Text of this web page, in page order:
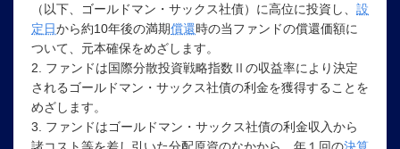
（以下、ゴールドマン・サックス社債）に高位に投資し、 設
定日から約10年後の満期償還時の当ファンドの償還価額に
ついて、元本確保をめざします。
2. ファンドは国際分散投資戦略指数 Ⅱの収益率により決定
されるゴールドマン・サックス社債の利金を獲得することを
めざします。
3. ファンドはゴールドマン・サックス社債の利金収入から